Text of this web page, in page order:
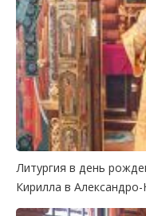
Литургия в день
Кирилла в